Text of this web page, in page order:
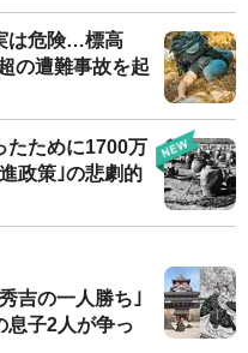
は危険…標高
の遭難事故を起
たために1700万
政策｣の悲劇的
吉の一人勝ち｣
子2人が争っ